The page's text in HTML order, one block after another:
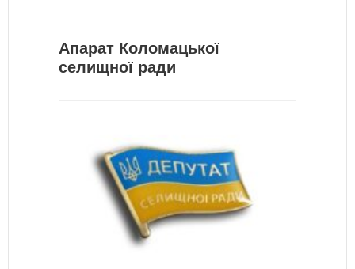
Апарат Коломацької
селищної ради